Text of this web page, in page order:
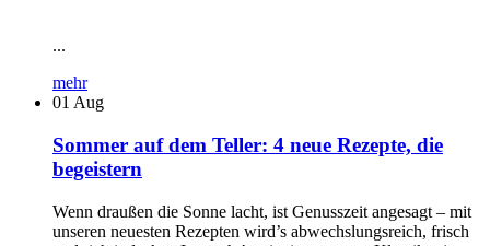
...
mehr
01 Aug
Sommer auf dem Teller: 4 neue Rezepte, die
begeistern
Wenn draußen die Sonne lacht, ist Genusszeit angesagt – mit
unseren neuesten Rezepten wird’s abwechslungsreich, frisch